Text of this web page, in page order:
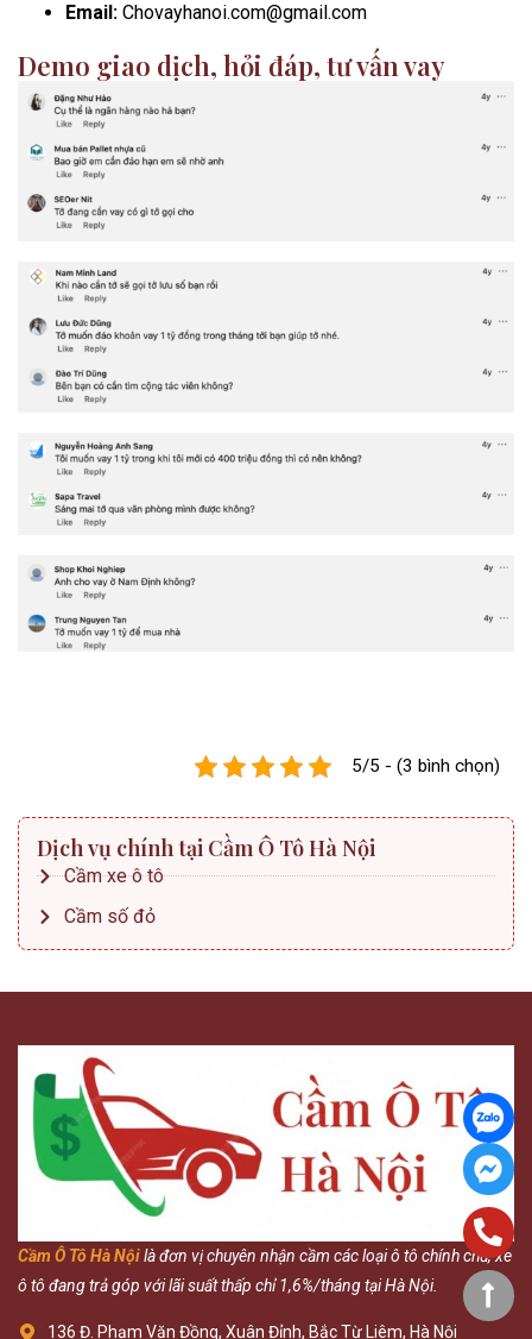
Email: Chovayhanoi.com@gmail.com
Demo giao dịch, hỏi đáp, tư vấn vay
5/5 - (3 bình chọn)
Dịch vụ chính tại Cầm Ô Tô Hà Nội
Cầm xe ô tô
Cầm số đỏ
Cầm Ô Tô Hà Nộilà đơn vị chuyên nhận cầm các loại ô tô chính chủ, xe
ô tô đang trả góp với lãi suất thấp chỉ 1,6%/tháng tại Hà Nội.
136 Đ. Phạm Văn Đồng, Xuân Đỉnh, Bắc Từ Liêm, Hà Nội